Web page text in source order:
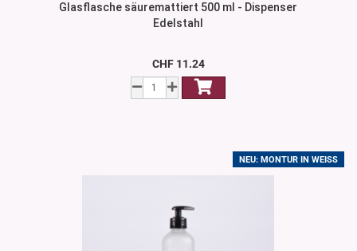
Glasflasche säuremattiert 500 ml - Dispenser
Edelstahl
CHF 11.24
NEU: MONTUR IN WEISS